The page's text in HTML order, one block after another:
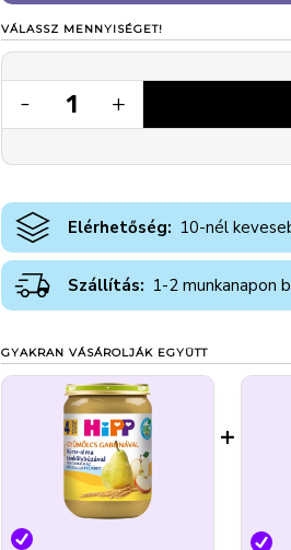
VÁLASSZ MENNYISÉGET!
- 1 +
Elérhetőség: 10-nél
Szállítás: 1-2 munkanapon
GYAKRAN VÁSÁROLJÁK EGYÜTT
+